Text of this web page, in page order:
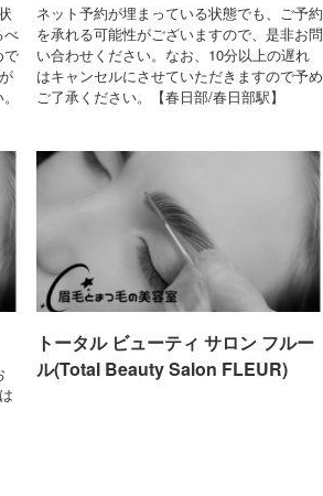
べ
で
ネット予約が埋まっている状態でも、ご予約
を承れる可能性がございますので、是非お問
い合わせください。なお、10分以上の遅れ
はキャンセルにさせていただきますので予め
ご了承ください。【春日部/春日部駅】
トータル ビューティ サロン フルー
ル(Total Beauty Salon FLEUR)